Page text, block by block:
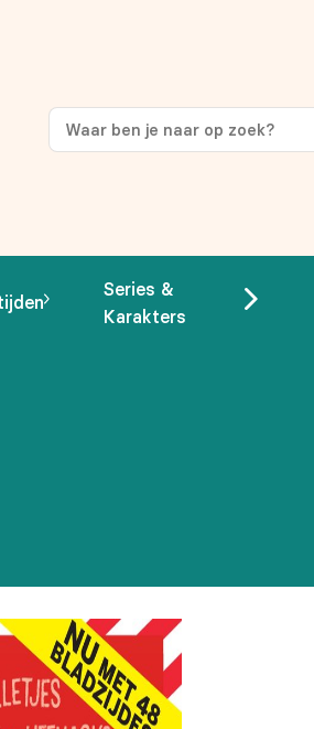
Series &
Karakters
op je eerste aankoop!